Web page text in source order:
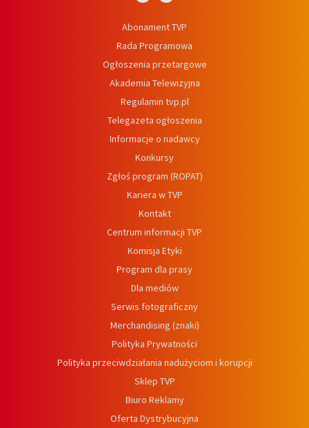
Abonament TVP
Rada Programowa
Ogłoszenia przetargowe
Akademia Telewizyjna
Regulamin tvp.pl
Telegazeta ogłoszenia
Informacje o nadawcy
Konkursy
Zgłoś program (ROPAT)
Kariera w TVP
Kontakt
Centrum informacji TVP
Komisja Etyki
Program dla prasy
Dla mediów
Serwis fotograficzny
Merchandising (znaki)
Polityka Prywatności
Polityka przeciwdziałania nadużyciom i korupcji
Sklep TVP
Biuro Reklamy
Oferta Dystrybucyjna